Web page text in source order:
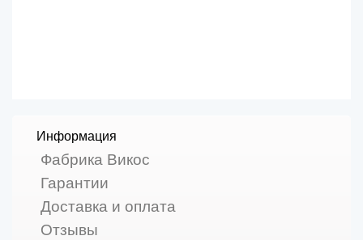
Информация
Фабрика Викос
Гарантии
Доставка и оплата
Отзывы